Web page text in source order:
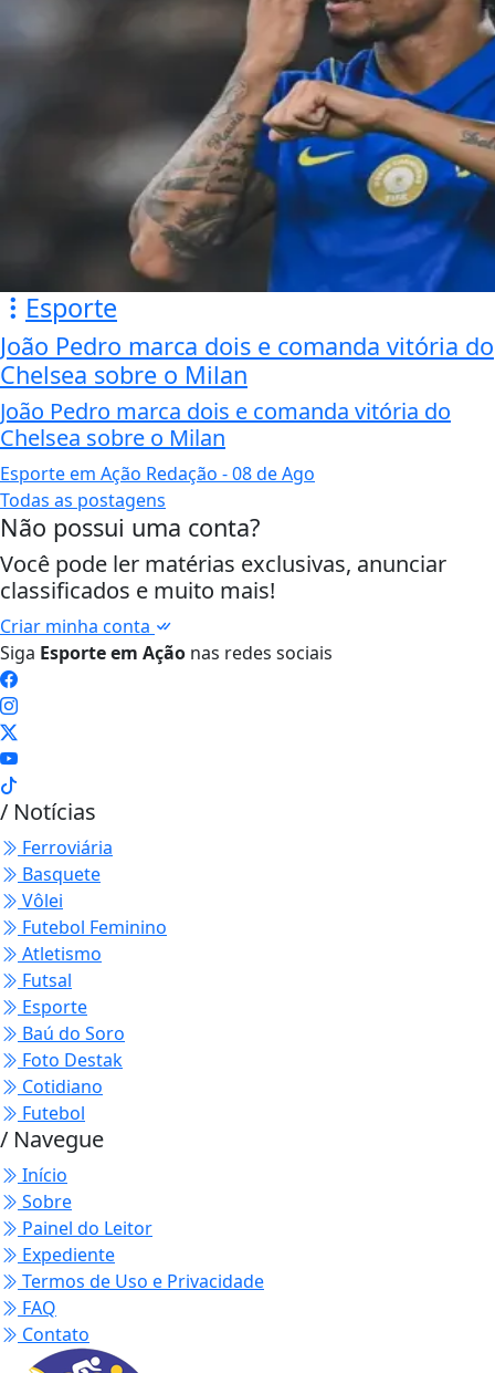
Esporte
João Pedro marca dois e comanda vitória do
Chelsea sobre o Milan
João Pedro marca dois e comanda vitória do
Chelsea sobre o Milan
Esporte em Ação Redação - 08 de Ago
Todas as postagens
Não possui uma conta?
Você pode ler matérias exclusivas, anunciar
classificados e muito mais!
Criar minha conta
Siga Esporte em Ação nas redes sociais
/ Notícias
Ferroviária
Basquete
Vôlei
Futebol Feminino
Atletismo
Futsal
Esporte
Baú do Soro
Foto Destak
Cotidiano
Futebol
/ Navegue
Início
Sobre
Painel do Leitor
Expediente
Termos de Uso e Privacidade
FAQ
Contato